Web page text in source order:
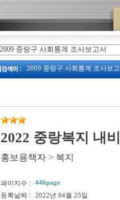
2009 중랑구 사회통계 조사보고
2009 占쌩띰옙占쏙옙 占쏙옙
2022 중랑복지 내
홍보용책자 > 복지
페이지수 :
446page
등록날짜 :
2022년 04월 25일